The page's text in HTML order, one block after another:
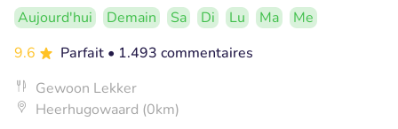
Aujourd'hui Demain Sa Di Lu Ma
Me
9.6
Parfait • 1.493 commentaires
Gewoon Lekker
Heerhugowaard (0km)